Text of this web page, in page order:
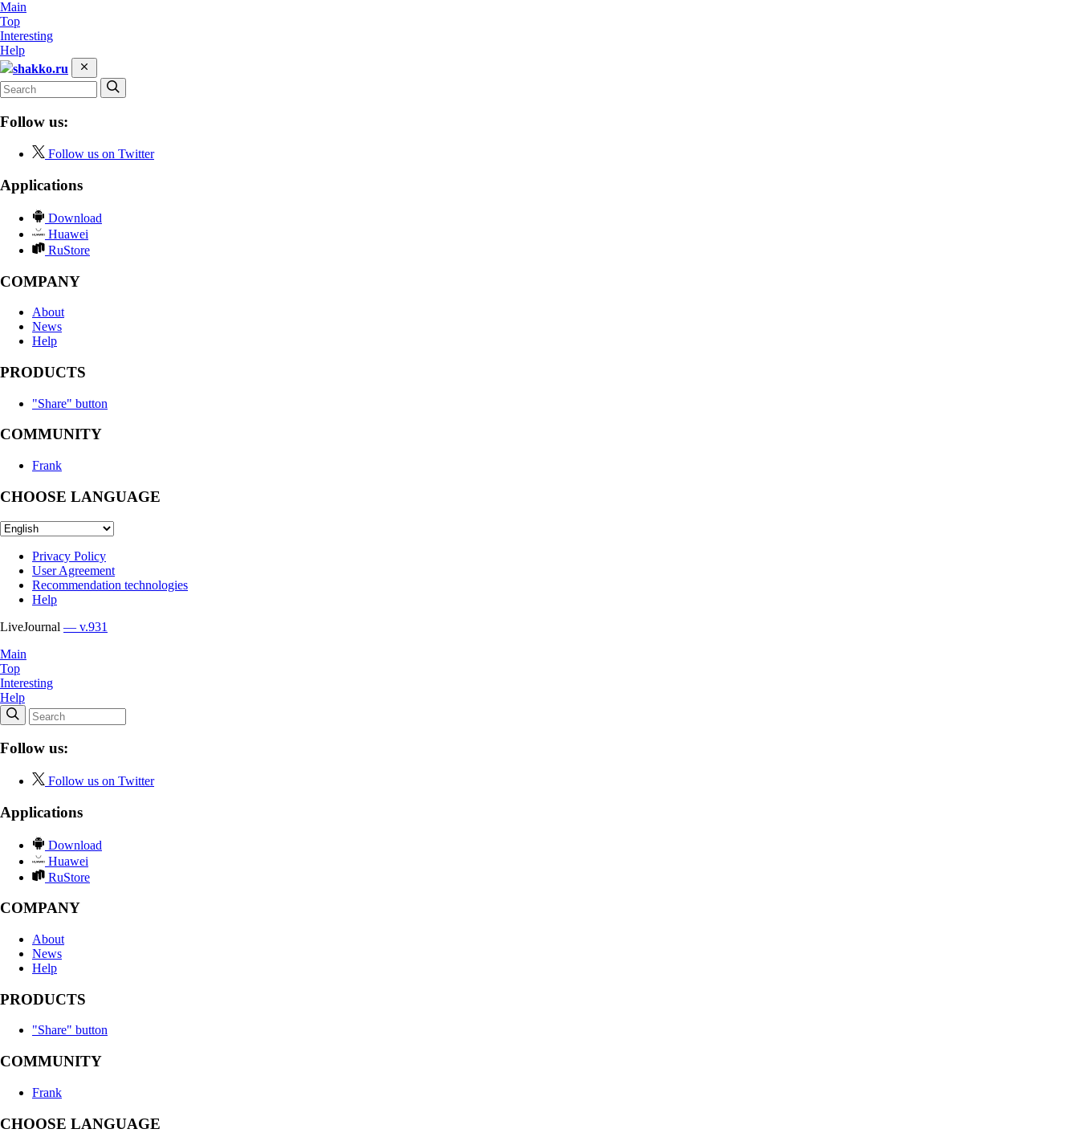
Main
Top
Interesting
Help
shakko.ru
Follow us:
Follow us on Twitter
Applications
Download
Huawei
RuStore
COMPANY
About
News
Help
PRODUCTS
"Share" button
COMMUNITY
Frank
CHOOSE LANGUAGE
Privacy Policy
User Agreement
Recommendation technologies
Help
LiveJournal — v.931
Main
Top
Interesting
Help
Follow us:
Follow us on Twitter
Applications
Download
Huawei
RuStore
COMPANY
About
News
Help
PRODUCTS
"Share" button
COMMUNITY
Frank
CHOOSE LANGUAGE